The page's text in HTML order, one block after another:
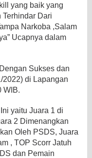
yang baik yang
Dari
Narkoba ,Salam
Ucapnya dalam
Sukses dan
2022) di Lapangan
WIB.
yaitu Juara 1 di
2 Dimenangkan
Oleh PSDS, Juara
, TOP Scorr Jatuh
dan Pemain